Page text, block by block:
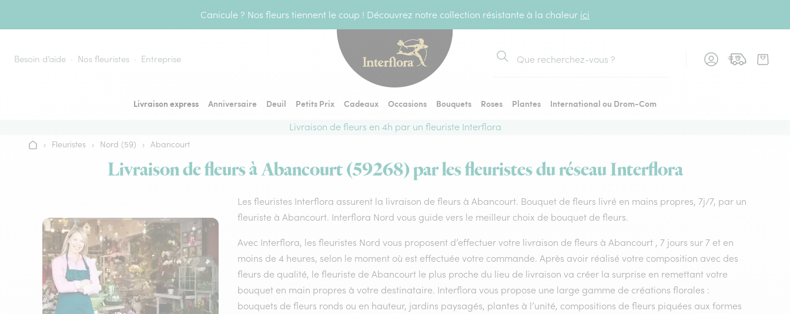
Canicule ? Nos fleurs tiennent le coup ! Découvrez notre collection résistante à la chaleur ici
Besoin d’aide Nos fleuristes Entreprise
Rechercher
Livraison express Anniversaire Deuil Petits Prix Cadeaux Occasions Bouquets Roses Plantes
International ou Drom-Com
Livraison de fleurs en 4h par un fleuriste Interflora
Accueil
› Fleuristes › Nord (59) › Abancourt
Livraison de fleurs à Abancourt (59268) par les fleuristes du réseau Interflora
Les fleuristes Interflora assurent la livraison de fleurs à Abancourt. Bouquet de fleurs livré en mains propres, 7j/7, par un
fleuriste à Abancourt. Interflora Nord vous guide vers le meilleur choix de bouquet de fleurs.
Avec Interflora, les fleuristes Nord vous proposent d’effectuer votre livraison de fleurs à Abancourt , 7 jours sur 7 et en
moins de 4 heures, selon le moment où est effectuée votre commande. Après avoir réalisé votre composition avec des
fleurs de qualité, le fleuriste de Abancourt le plus proche du lieu de livraison va créer la surprise en remettant votre
bouquet en main propres à votre destinataire. Interflora vous propose une large gamme de créations florales :
bouquets de fleurs ronds ou en hauteur, jardins paysagés, plantes à l’unité, compositions de fleurs piquées aux formes